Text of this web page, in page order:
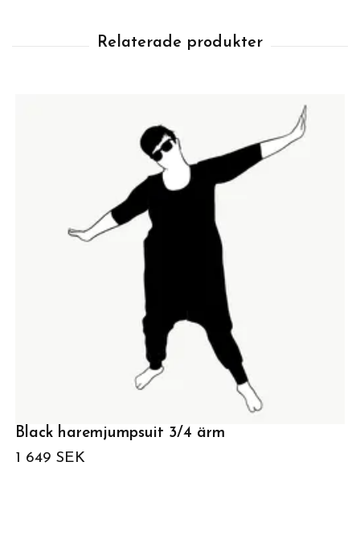
Black haremjumpsuit 3/4 ärm
1 649 SEK